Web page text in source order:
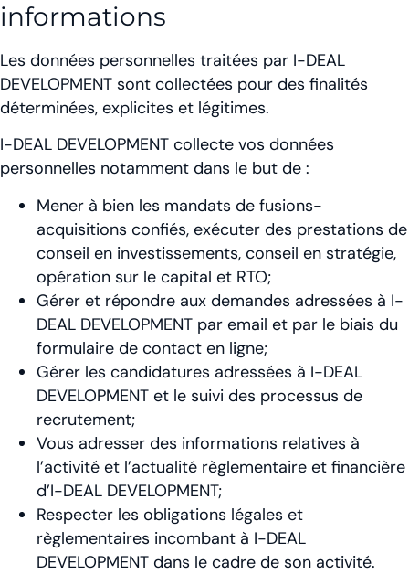
informations
Les données personnelles traitées par I-DEAL
DEVELOPMENT sont collectées pour des finalités
déterminées, explicites et légitimes.
I-DEAL DEVELOPMENT collecte vos données
personnelles notamment dans le but de :
Mener à bien les mandats de fusions-
acquisitions confiés, exécuter des prestations de
conseil en investissements, conseil en stratégie,
opération sur le capital et RTO;
Gérer et répondre aux demandes adressées à I-
DEAL DEVELOPMENT par email et par le biais du
formulaire de contact en ligne;
Gérer les candidatures adressées à I-DEAL
DEVELOPMENT et le suivi des processus de
recrutement;
Vous adresser des informations relatives à
l’activité et l’actualité règlementaire et financière
d’I-DEAL DEVELOPMENT;
Respecter les obligations légales et
règlementaires incombant à I-DEAL
DEVELOPMENT dans le cadre de son activité.